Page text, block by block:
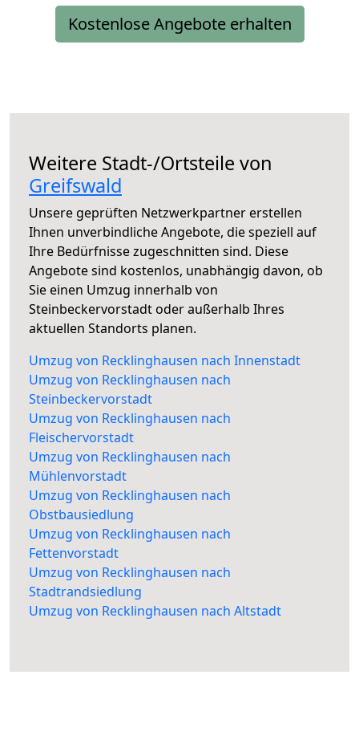
Kostenlose Angebote erhalten
Weitere Stadt-/Ortsteile von
Greifswald
Unsere geprüften Netzwerkpartner erstellen
Ihnen unverbindliche Angebote, die speziell auf
Ihre Bedürfnisse zugeschnitten sind. Diese
Angebote sind kostenlos, unabhängig davon, ob
Sie einen Umzug innerhalb von
Steinbeckervorstadt oder außerhalb Ihres
aktuellen Standorts planen.
Umzug von Recklinghausen nach Innenstadt
Umzug von Recklinghausen nach
Steinbeckervorstadt
Umzug von Recklinghausen nach
Fleischervorstadt
Umzug von Recklinghausen nach
Mühlenvorstadt
Umzug von Recklinghausen nach
Obstbausiedlung
Umzug von Recklinghausen nach
Fettenvorstadt
Umzug von Recklinghausen nach
Stadtrandsiedlung
Umzug von Recklinghausen nach Altstadt